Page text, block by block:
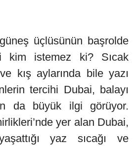
üçlüsünün başrolde
kim istemez ki? Sıcak
kış aylarında bile yazı
tercihi Dubai, balayı
da büyük ilgi görüyor.
yer alan Dubai,
yaz sıcağı ve